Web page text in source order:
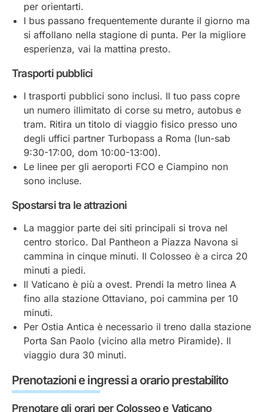
per orientarti.
I bus passano frequentemente durante il giorno ma
si affollano nella stagione di punta. Per la migliore
esperienza, vai la mattina presto.
Trasporti pubblici
I trasporti pubblici sono inclusi. Il tuo pass copre
un numero illimitato di corse su metro, autobus e
tram. Ritira un titolo di viaggio fisico presso uno
degli uffici partner Turbopass a Roma (lun-sab
9:30-17:00, dom 10:00-13:00).
Le linee per gli aeroporti FCO e Ciampino non
sono incluse.
Spostarsi tra le attrazioni
La maggior parte dei siti principali si trova nel
centro storico. Dal Pantheon a Piazza Navona si
cammina in cinque minuti. Il Colosseo è a circa 20
minuti a piedi.
Il Vaticano è più a ovest. Prendi la metro linea A
fino alla stazione Ottaviano, poi cammina per 10
minuti.
Per Ostia Antica è necessario il treno dalla stazione
Porta San Paolo (vicino alla metro Piramide). Il
viaggio dura 30 minuti.
Prenotazioni e ingressi a orario prestabilito
Prenotare gli orari per Colosseo e Vaticano